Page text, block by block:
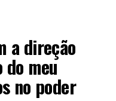
a direção
do meu
no poder